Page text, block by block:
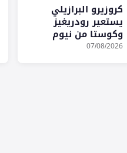
كروزيرو البرازيلي
يستعير رودريغيز
وكوستا من نيوم
والاتفاق لموسم
07/08/2026